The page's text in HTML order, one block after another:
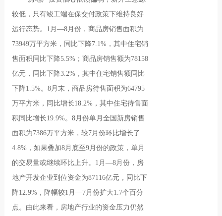
较低，只有竣工端在保交付政策下维持良好
运行态势。1月—8月份，商品房销售面积为
73949万平方米，同比下降7.1%，其中住宅销
售面积同比下降5.5%；商品房销售额为78158
亿元，同比下降3.2%，其中住宅销售额同比
下降1.5%。8月末，商品房待售面积为64795
万平方米，同比增长18.2%，其中住宅待售面
积同比增长19.9%。8月份单月全国新房销售
面积为7386万平方米，较7月份环比增长了
4.8%，如果叠加8月底至9月份的政策，单月
的交易量或继续环比上升。1月—8月份，房
地产开发企业到位资金为87116亿元，同比下
降12.9%，降幅较1月—7月份扩大1.7个百分
点。由此来看，房地产行业的资金压力仍然